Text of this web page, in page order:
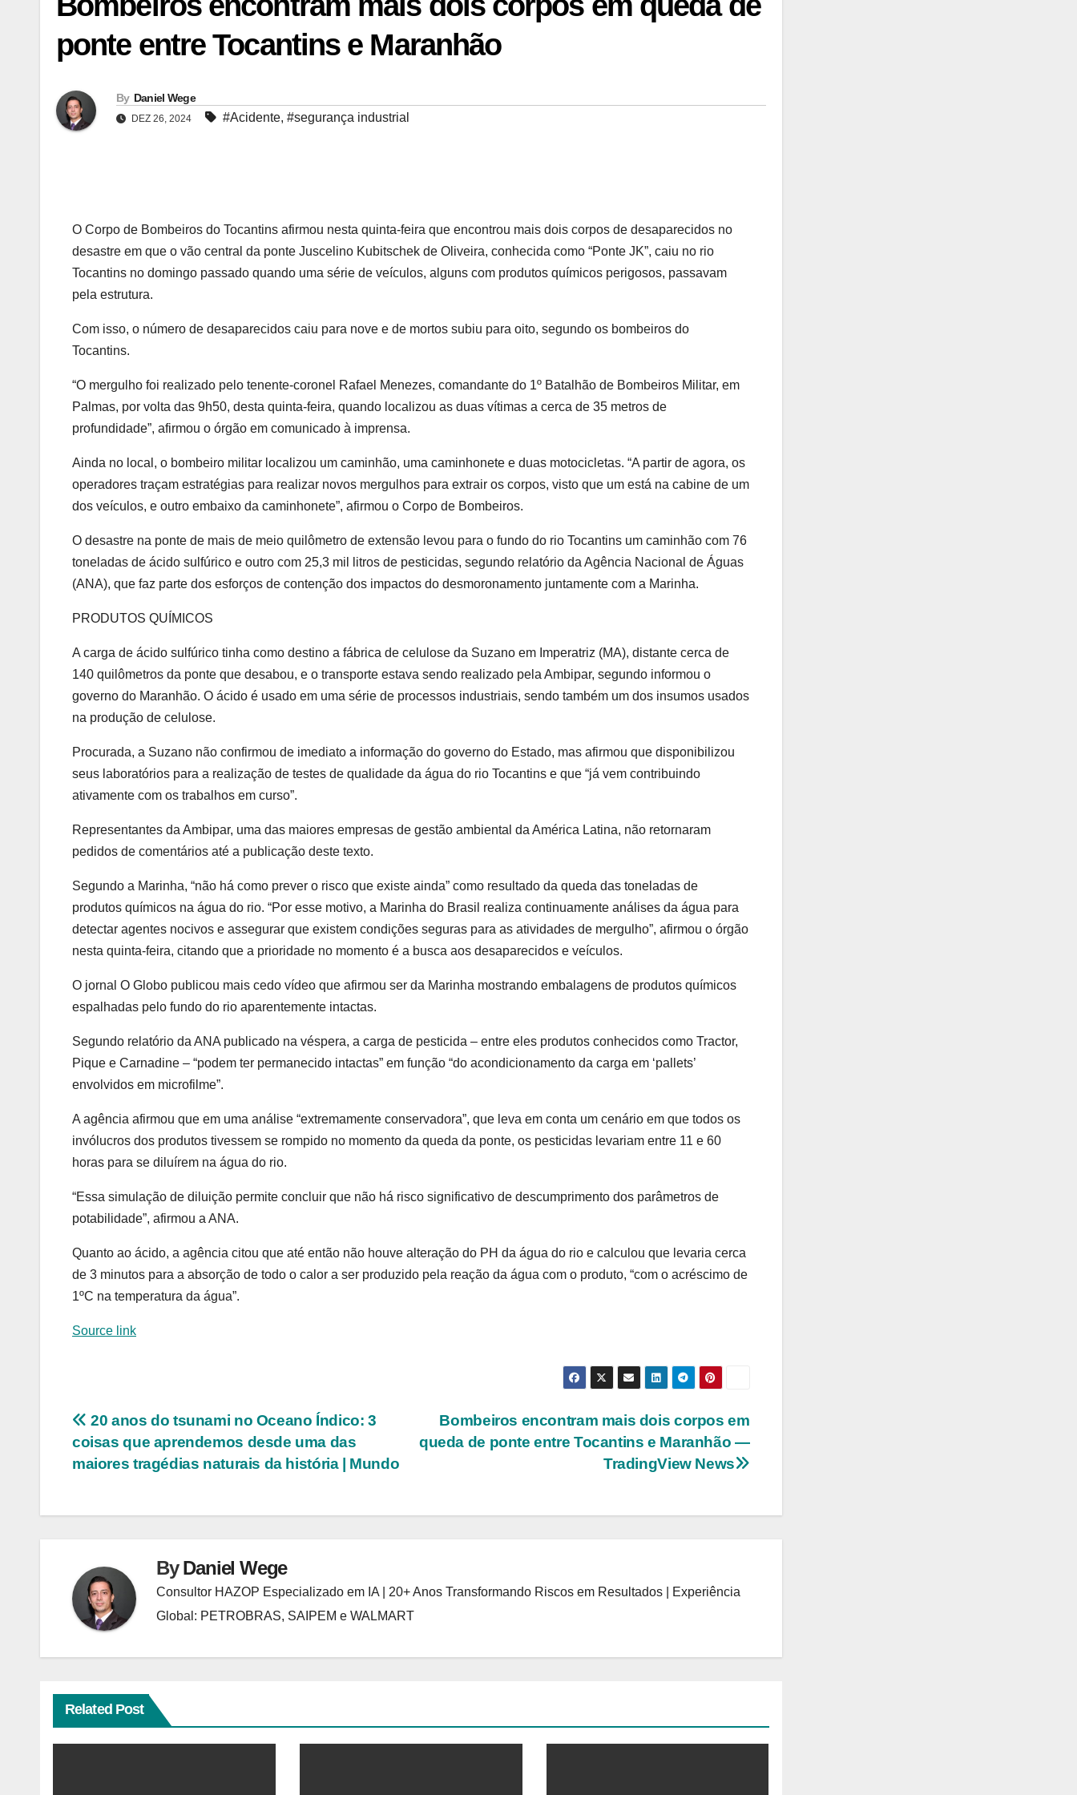
ponte entre Tocantins e Maranhão
By Daniel Wege
DEZ 26, 2024 #Acidente, #segurança industrial
O Corpo de Bombeiros do Tocantins afirmou nesta quinta-feira que encontrou mais dois corpos de desaparecidos no
desastre em que o vão central da ponte Juscelino Kubitschek de Oliveira, conhecida como “Ponte JK”, caiu no rio
Tocantins no domingo passado quando uma série de veículos, alguns com produtos químicos perigosos, passavam
pela estrutura.
Com isso, o número de desaparecidos caiu para nove e de mortos subiu para oito, segundo os bombeiros do
Tocantins.
“O mergulho foi realizado pelo tenente-coronel Rafael Menezes, comandante do 1º Batalhão de Bombeiros Militar, em
Palmas, por volta das 9h50, desta quinta-feira, quando localizou as duas vítimas a cerca de 35 metros de
profundidade”, afirmou o órgão em comunicado à imprensa.
Ainda no local, o bombeiro militar localizou um caminhão, uma caminhonete e duas motocicletas. “A partir de agora, os
operadores traçam estratégias para realizar novos mergulhos para extrair os corpos, visto que um está na cabine de um
dos veículos, e outro embaixo da caminhonete”, afirmou o Corpo de Bombeiros.
O desastre na ponte de mais de meio quilômetro de extensão levou para o fundo do rio Tocantins um caminhão com 76
toneladas de ácido sulfúrico e outro com 25,3 mil litros de pesticidas, segundo relatório da Agência Nacional de Águas
(ANA), que faz parte dos esforços de contenção dos impactos do desmoronamento juntamente com a Marinha.
PRODUTOS QUÍMICOS
A carga de ácido sulfúrico tinha como destino a fábrica de celulose da Suzano em Imperatriz (MA), distante cerca de
140 quilômetros da ponte que desabou, e o transporte estava sendo realizado pela Ambipar, segundo informou o
governo do Maranhão. O ácido é usado em uma série de processos industriais, sendo também um dos insumos usados
na produção de celulose.
Procurada, a Suzano não confirmou de imediato a informação do governo do Estado, mas afirmou que disponibilizou
seus laboratórios para a realização de testes de qualidade da água do rio Tocantins e que “já vem contribuindo
ativamente com os trabalhos em curso”.
Representantes da Ambipar, uma das maiores empresas de gestão ambiental da América Latina, não retornaram
pedidos de comentários até a publicação deste texto.
Segundo a Marinha, “não há como prever o risco que existe ainda” como resultado da queda das toneladas de
produtos químicos na água do rio. “Por esse motivo, a Marinha do Brasil realiza continuamente análises da água para
detectar agentes nocivos e assegurar que existem condições seguras para as atividades de mergulho”, afirmou o órgão
nesta quinta-feira, citando que a prioridade no momento é a busca aos desaparecidos e veículos.
O jornal O Globo publicou mais cedo vídeo que afirmou ser da Marinha mostrando embalagens de produtos químicos
espalhadas pelo fundo do rio aparentemente intactas.
Segundo relatório da ANA publicado na véspera, a carga de pesticida – entre eles produtos conhecidos como Tractor,
Pique e Carnadine – “podem ter permanecido intactas” em função “do acondicionamento da carga em ‘pallets’
envolvidos em microfilme”.
A agência afirmou que em uma análise “extremamente conservadora”, que leva em conta um cenário em que todos os
invólucros dos produtos tivessem se rompido no momento da queda da ponte, os pesticidas levariam entre 11 e 60
horas para se diluírem na água do rio.
“Essa simulação de diluição permite concluir que não há risco significativo de descumprimento dos parâmetros de
potabilidade”, afirmou a ANA.
Quanto ao ácido, a agência citou que até então não houve alteração do PH da água do rio e calculou que levaria cerca
de 3 minutos para a absorção de todo o calor a ser produzido pela reação da água com o produto, “com o acréscimo de
1ºC na temperatura da água”.
Source link
Navegação
de
Bombeiros encontram mais dois corpos em
queda de ponte entre Tocantins e Maranhão —
TradingView News
20 anos do tsunami no Oceano Índico: 3
coisas que aprendemos desde uma das
maiores tragédias naturais da história | Mundo
ByDaniel Wege
Consultor HAZOP Especializado em IA | 20+ Anos Transformando Riscos em Resultados | Experiência
Global: PETROBRAS, SAIPEM e WALMART
Related Post